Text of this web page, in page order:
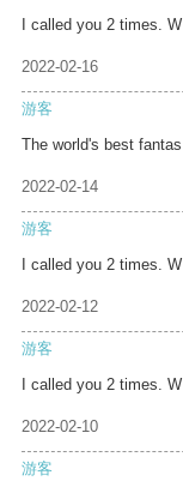
I called you 2 times. W
2022-02-16
游客
The world's best fantas
2022-02-14
游客
I called you 2 times. W
2022-02-12
游客
I called you 2 times. W
2022-02-10
游客